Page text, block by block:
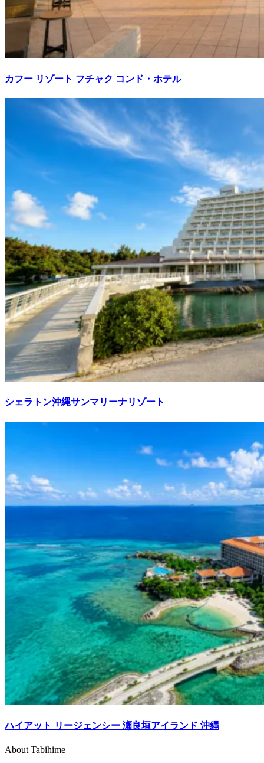
カフー リゾート フチャク コンド・ホテル
シェラトン沖縄サンマリーナリゾート
ハイアット リージェンシー 瀬良垣アイランド 沖縄
About Tabihime